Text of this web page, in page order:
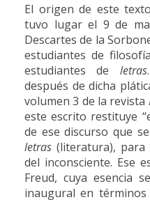
El origen de este
tuvo lugar el 9 de
Descartes de la
estudiantes de
estudiantes de letras
después de dicha
volumen 3 de la revista
este escrito restituye
de ese discurso que
letras (literatura),
del inconsciente. Ese
Freud, cuya esencia
inaugural en términos